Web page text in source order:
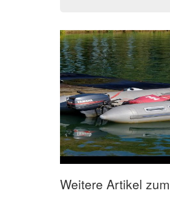
Weitere Artikel